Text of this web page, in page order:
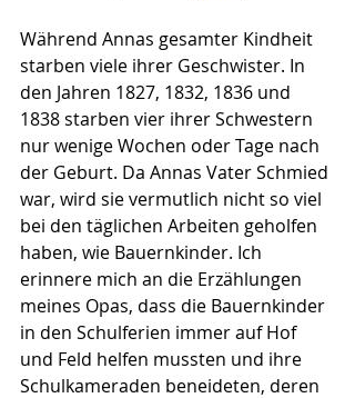
Während Annas gesamter Kindheit
starben viele ihrer Geschwister. In
den Jahren 1827, 1832, 1836 und
1838 starben vier ihrer Schwestern
nur wenige Wochen oder Tage nach
der Geburt. Da Annas Vater Schmied
war, wird sie vermutlich nicht so viel
bei den täglichen Arbeiten geholfen
haben, wie Bauernkinder. Ich
erinnere mich an die Erzählungen
meines Opas, dass die Bauernkinder
in den Schulferien immer auf Hof
und Feld helfen mussten und ihre
Schulkameraden beneideten, deren